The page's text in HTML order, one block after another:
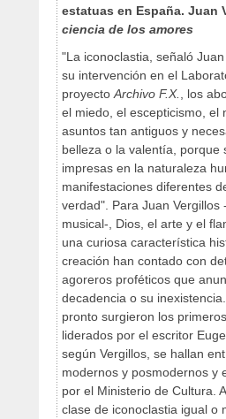
estatuas en España. Juan
ciencia de los amores
"La iconoclastia, señaló
su intervención en el
proyecto Archivo F.X.
, los
el miedo, el escepticismo, el
asuntos tan antiguos y
belleza o la valentía, porque
impresas en la naturaleza
manifestaciones diferentes
verdad". Para Juan Vergillos
musical-, Dios, el arte y el
una curiosa característica
creación han contado con
agoreros proféticos que
decadencia o su
pronto surgieron los
liderados por el escritor
según Vergillos, se hallan
modernos y posmodernos y
por el Ministerio de Cultura.
clase de iconoclastia igual o